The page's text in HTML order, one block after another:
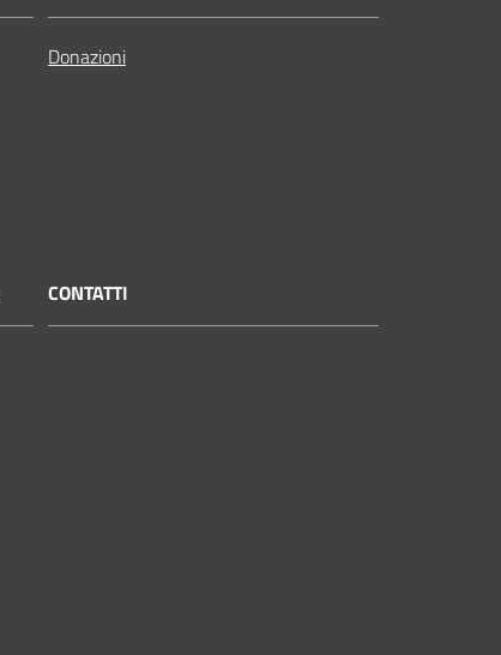
Donazioni
CONTATTI